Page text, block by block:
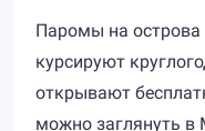
Паромы на
курсируют
открывают
можно заглянуть